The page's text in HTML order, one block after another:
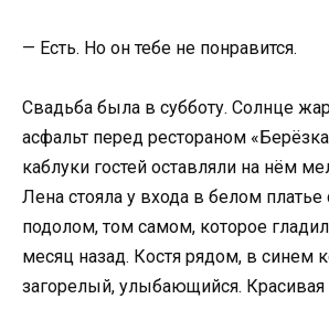
— Есть. Но он тебе не понравится.
Свадьба была в субботу. Солнце
асфальт перед рестораном
каблуки гостей оставляли на нём
Лена стояла у входа в белом
подолом, том самом, которое
месяц назад. Костя рядом, в синем
загорелый, улыбающийся. Красивая